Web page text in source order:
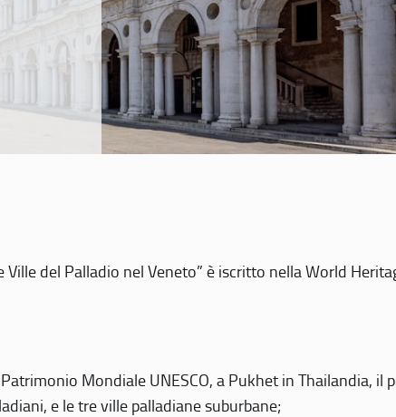
del Palladio nel Veneto” è iscritto nella World
Mondiale UNESCO, a Pukhet in Thailandia,
e le tre ville palladiane suburbane;